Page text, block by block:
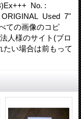
No. :
ORIGINAL Used 7"
ての画像のコピ
人様のサイト(ブロ
たい場合は前もって